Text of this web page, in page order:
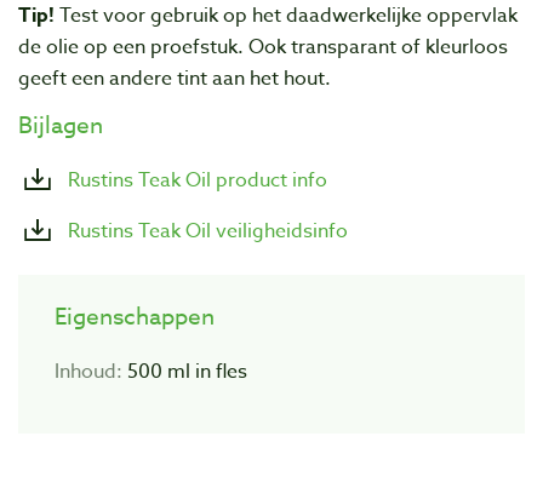
Tip! Test voor gebruik op het daadwerkelijke oppervlak
de olie op een proefstuk. Ook transparant of kleurloos
geeft een andere tint aan het hout.
Bijlagen
Rustins Teak Oil product info
Rustins Teak Oil veiligheidsinfo
Eigenschappen
Inhoud: 500 ml in fles